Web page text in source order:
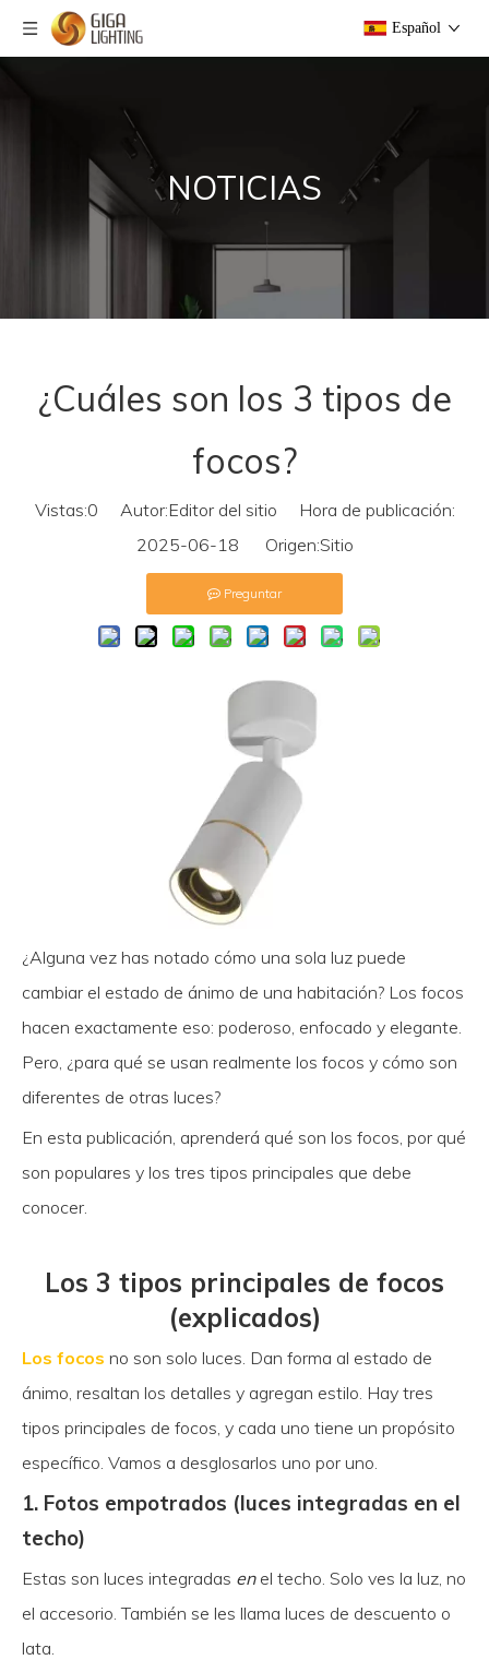
Español
NOTICIAS
¿Cuáles son los 3 tipos de
focos?
Vistas:0 Autor:Editor del sitio Hora de publicación:
2025-06-18 Origen:Sitio
Preguntar
¿Alguna vez has notado cómo una sola luz puede
cambiar el estado de ánimo de una habitación? Los focos
hacen exactamente eso: poderoso, enfocado y elegante.
Pero, ¿para qué se usan realmente los focos y cómo son
diferentes de otras luces?
En esta publicación, aprenderá qué son los focos, por qué
son populares y los tres tipos principales que debe
conocer.
Los 3 tipos principales de focos
(explicados)
Los focos no son solo luces. Dan forma al estado de
ánimo, resaltan los detalles y agregan estilo. Hay tres
tipos principales de focos, y cada uno tiene un propósito
específico. Vamos a desglosarlos uno por uno.
1. Fotos empotrados (luces integradas en el
techo)
Estas son luces integradas en el techo. Solo ves la luz, no
el accesorio. También se les llama luces de descuento o
lata.